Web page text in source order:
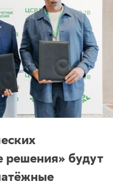
решения» будут